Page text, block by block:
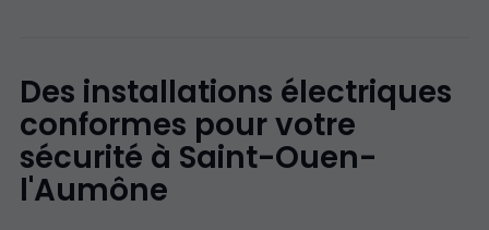
Des installations électriques
conformes pour votre
sécurité à Saint-Ouen-
l'Aumône